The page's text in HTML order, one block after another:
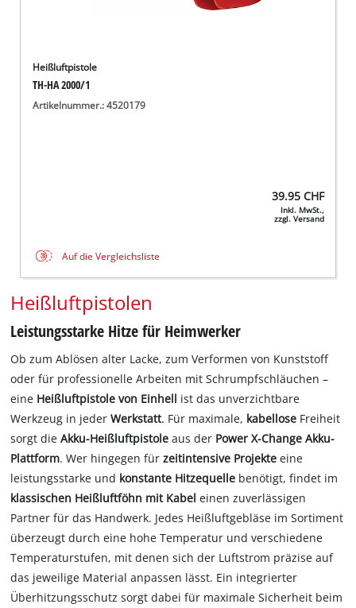
Heißluftpistole
TH-HA 2000/1
Artikelnummer.: 4520179
39.95 CHF
Inkl. MwSt.,
zzgl. Versand
Auf die Vergleichsliste
Heißluftpistolen
Leistungsstarke Hitze für Heimwerker
Ob zum Ablösen alter Lacke, zum Verformen von Kunststoff
oder für professionelle Arbeiten mit Schrumpfschläuchen –
eine Heißluftpistole von Einhell ist das unverzichtbare
Werkzeug in jederWerkstatt. Für maximale, kabellose Freiheit
sorgt dieAkku-Heißluftpistole aus der Power X-Change Akku-
Plattform. Wer hingegen fürzeitintensive Projekte eine
leistungsstarke und konstante Hitzequelle benötigt, findet im
klassischen Heißluftföhn mit Kabel einen zuverlässigen
Partner für das Handwerk. Jedes Heißluftgebläse im Sortiment
überzeugt durch eine hohe Temperatur und verschiedene
Temperaturstufen, mit denen sich der Luftstrom präzise auf
das jeweilige Material anpassen lässt. Ein integrierter
Überhitzungsschutz sorgt dabei für maximale Sicherheit beim